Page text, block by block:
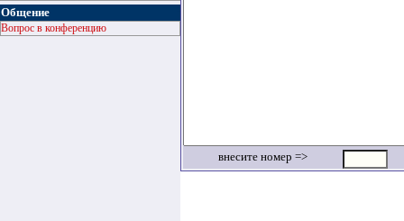
Общение
Вопрос в конференцию
внесите номер =>